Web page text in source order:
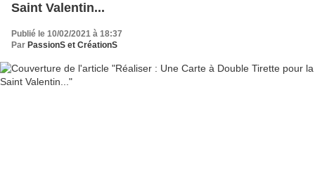
Saint Valentin...
Publié le 10/02/2021 à 18:37
Par PassionS et CréationS